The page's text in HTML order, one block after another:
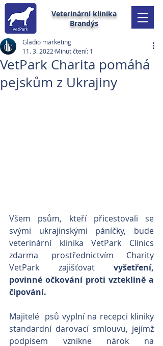
Veterinární klinika
Brandýs
VetPark Charita pomáhá
pejskům z Ukrajiny
Gladio marketing
11. 3. 2022 Minut čtení: 1
Všem psům, kteří přicestovali se
svými ukrajinskými páníčky, bude
veterinární klinika VetPark Clinics
zdarma prostřednictvím Charity
VetPark zajišťovat vyšetření,
povinné očkování proti vzteklině a
čipování.
Majitelé  psů vyplní na recepci kliniky
standardní darovací smlouvu, jejímž
podpisem vznikne nárok na